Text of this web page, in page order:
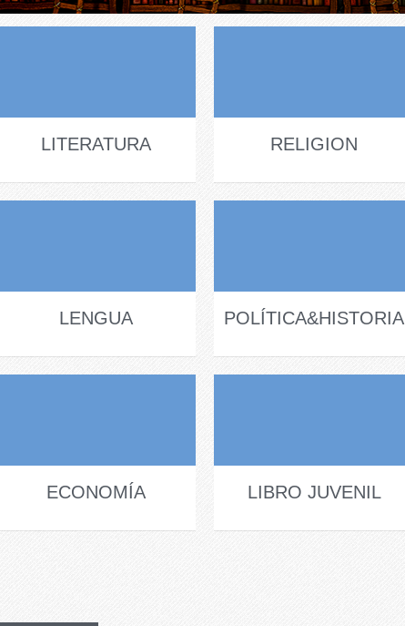
LITERATURA RELIGION
LENGUA POLÍTICA&HISTORIA
ECONOMÍA LIBRO JUVENIL